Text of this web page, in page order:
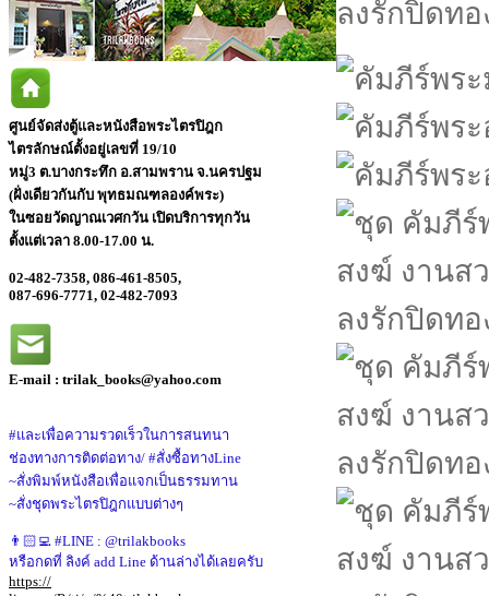
ศูนย์จัดส่งตู้และหนังสือพระไตรปิฎก
ไตรลักษณ์ตั้งอยู่เลขที่ 19/10
หมู่3 ต.บางกระทึก อ.สามพราน จ.นครปฐม
(ฝั่งเดียวกันกับ พุทธมณฑลองค์พระ)
ในซอยวัดญาณเวศกวัน เปิดบริการทุกวัน
ตั้งแต่เวลา 8.00-17.00 น.
02-482-7358, 086-461-8505,
087-696-7771, 02-482-7093
E-mail : trilak_books@yahoo.com
#และเพื่อความรวดเร็วในการสนทนา
ช่องทางการติดต่อทาง/ #สั่งซื้อทางLine
~สั่งพิมพ์หนังสือเพื่อแจกเป็นธรรมทาน
~สั่งชุดพระไตรปิฎกแบบต่างๆ
👨🏻‍💻 #LINE : @trilakbooks
หรือกดที่ ลิงค์ add Line ด้านล่างได้เลยครับ
https://